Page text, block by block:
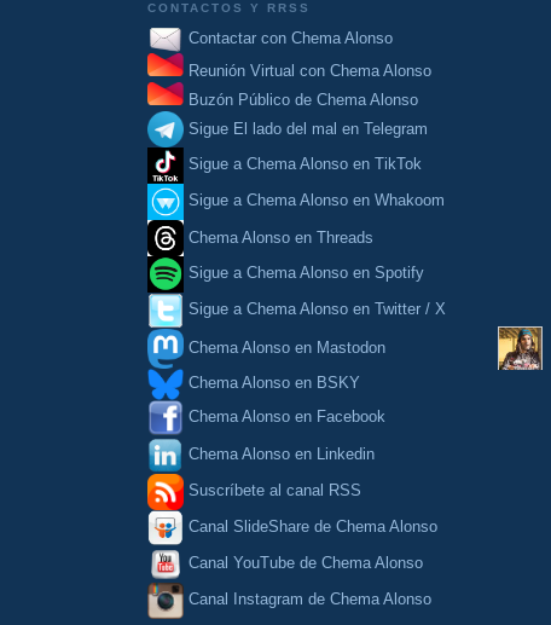
CONTACTOS Y RRSS
Contactar con Chema Alonso
Reunión Virtual con Chema Alonso
Buzón Público de Chema Alonso
Sigue El lado del mal en Telegram
Sigue a Chema Alonso en TikTok
Sigue a Chema Alonso en Whakoom
Chema Alonso en Threads
Sigue a Chema Alonso en Spotify
Sigue a Chema Alonso en Twitter / X
Chema Alonso en Mastodon
Chema Alonso en BSKY
Chema Alonso en Facebook
Chema Alonso en Linkedin
Suscríbete al canal RSS
Canal SlideShare de Chema Alonso
Canal YouTube de Chema Alonso
Canal Instagram de Chema Alonso